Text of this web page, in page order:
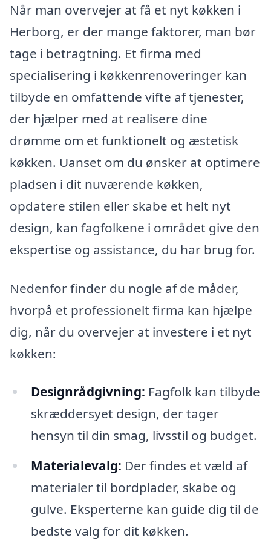
Når man overvejer at få et nyt køkken i
Herborg, er der mange faktorer, man bør
tage i betragtning. Et firma med
specialisering i køkkenrenoveringer kan
tilbyde en omfattende vifte af tjenester,
der hjælper med at realisere dine
drømme om et funktionelt og æstetisk
køkken. Uanset om du ønsker at optimere
pladsen i dit nuværende køkken,
opdatere stilen eller skabe et helt nyt
design, kan fagfolkene i området give den
ekspertise og assistance, du har brug for.
Nedenfor finder du nogle af de måder,
hvorpå et professionelt firma kan hjælpe
dig, når du overvejer at investere i et nyt
køkken:
Designrådgivning: Fagfolk kan tilbyde
skræddersyet design, der tager
hensyn til din smag, livsstil og budget.
Materialevalg: Der findes et væld af
materialer til bordplader, skabe og
gulve. Eksperterne kan guide dig til de
bedste valg for dit køkken.